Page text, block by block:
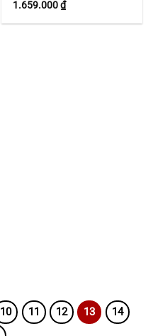
1.659.000₫
10 11 12 13 14